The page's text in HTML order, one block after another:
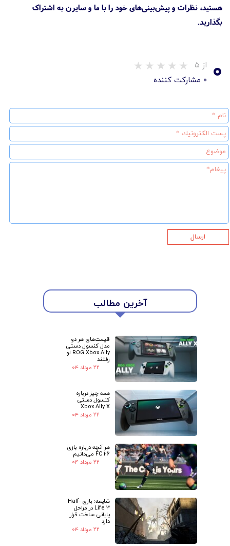
هستید، نظرات و پیش‌بینی‌های خود را با ما و سایرن به اشتراک
بگذارید.
۰ از ۵
★
۰ مشارکت کننده
آخرین مطالب
قیمت‌های هر دو
مدل کنسول دستی
ROG Xbox Ally لو
رفتند
۲۲ مرداد ۰۴
همه چیز درباره
کنسول دستی
Xbox Ally X
۲۲ مرداد ۰۴
هر آنچه درباره بازی
FC 26 می‌دانیم
۲۲ مرداد ۰۴
شایعه: بازی Half-
Life 3 در مراحل
پایانی ساخت قرار
دارد
۲۲ مرداد ۰۴
ارسال